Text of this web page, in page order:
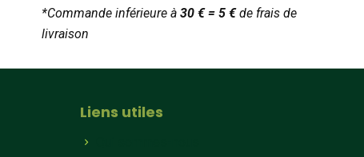
*Commande inférieure à 30 € = 5 €de frais de
livraison
Liens utiles